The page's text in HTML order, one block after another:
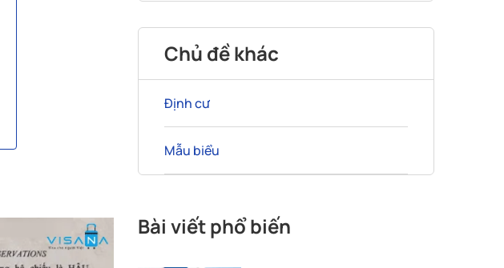
Chủ đề khác
Định cư
Mẫu biểu
Bài viết phổ biến